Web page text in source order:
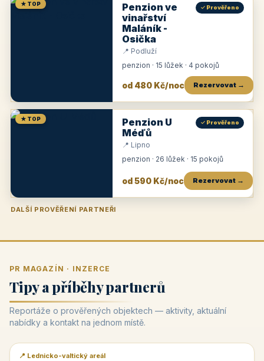
★ TOP
Penzion ve
vinařství
Maláník -
Osička
✓ Prověřeno
📍 Podluží
penzion · 15 lůžek · 4 pokojů
od 480 Kč/noc Rezervovat →
★ TOP
Penzion U
Méďů
✓ Prověřeno
📍 Lipno
penzion · 26 lůžek · 15 pokojů
od 590 Kč/noc Rezervovat →
DALŠÍ PROVĚŘENÍ PARTNEŘI
Penzion U Zámku Pension Faber
PR MAGAZÍN · INZERCE
Tipy a příběhy partnerů
Reportáže o prověřených objektech — aktivity, aktuální
nabídky a kontakt na jednom místě.
📰 PR článek
📍 Lednicko-valtický areál